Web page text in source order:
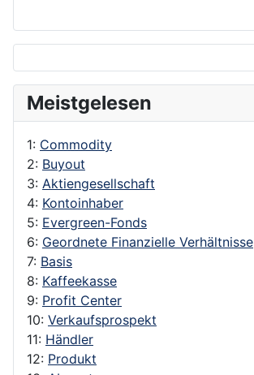
Meistgelesen
1: Commodity
2: Buyout
3: Aktiengesellschaft
4: Kontoinhaber
5: Evergreen-Fonds
6: Geordnete Finanzielle Verhältnisse
7: Basis
8: Kaffeekasse
9: Profit Center
10: Verkaufsprospekt
11: Händler
12: Produkt